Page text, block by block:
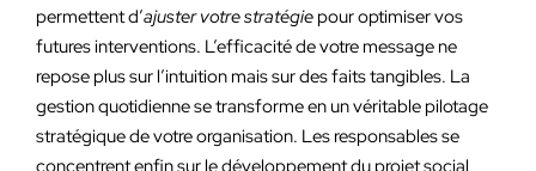
permettent d’ajuster votre stratégie pour optimiser vos
futures interventions. L’efficacité de votre message ne
repose plus sur l’intuition mais sur des faits tangibles. La
gestion quotidienne se transforme en un véritable pilotage
stratégique de votre organisation. Les responsables se
concentrent enfin sur le développement du projet social